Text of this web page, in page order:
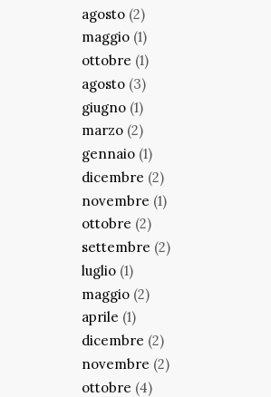
agosto (2)
maggio (1)
ottobre (1)
agosto (3)
giugno (1)
marzo (2)
gennaio (1)
dicembre (2)
novembre (1)
ottobre (2)
settembre (2)
luglio (1)
maggio (2)
aprile (1)
dicembre (2)
novembre (2)
ottobre (4)